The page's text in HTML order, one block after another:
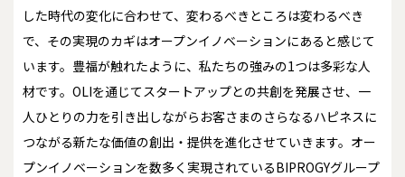
した時代の変化に合わせて、変わるべきところは変わるべき
で、その実現のカギはオープンイノベーションにあると感じて
います。豊福が触れたように、私たちの強みの1つは多彩な人
材です。OLIを通じてスタートアップとの共創を発展させ、一
人ひとりの力を引き出しながらお客さまのさらなるハピネスに
つながる新たな価値の創出・提供を進化させていきます。オー
プンイノベーションを数多く実現されているBIPROGYグループ